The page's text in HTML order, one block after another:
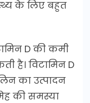
के लिए बहुत
D की कमी
है। विटामिन D
का उत्पादन
की समस्या